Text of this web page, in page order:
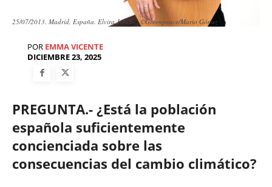
25/07/2013. Madrid, España. Elvira Jimenez ©Greenpeace/Mario Gómez
POR EMMA VICENTE
DICIEMBRE 23, 2025
PREGUNTA.- ¿Está la población
española suficientemente
concienciada sobre las
consecuencias del cambio climático?